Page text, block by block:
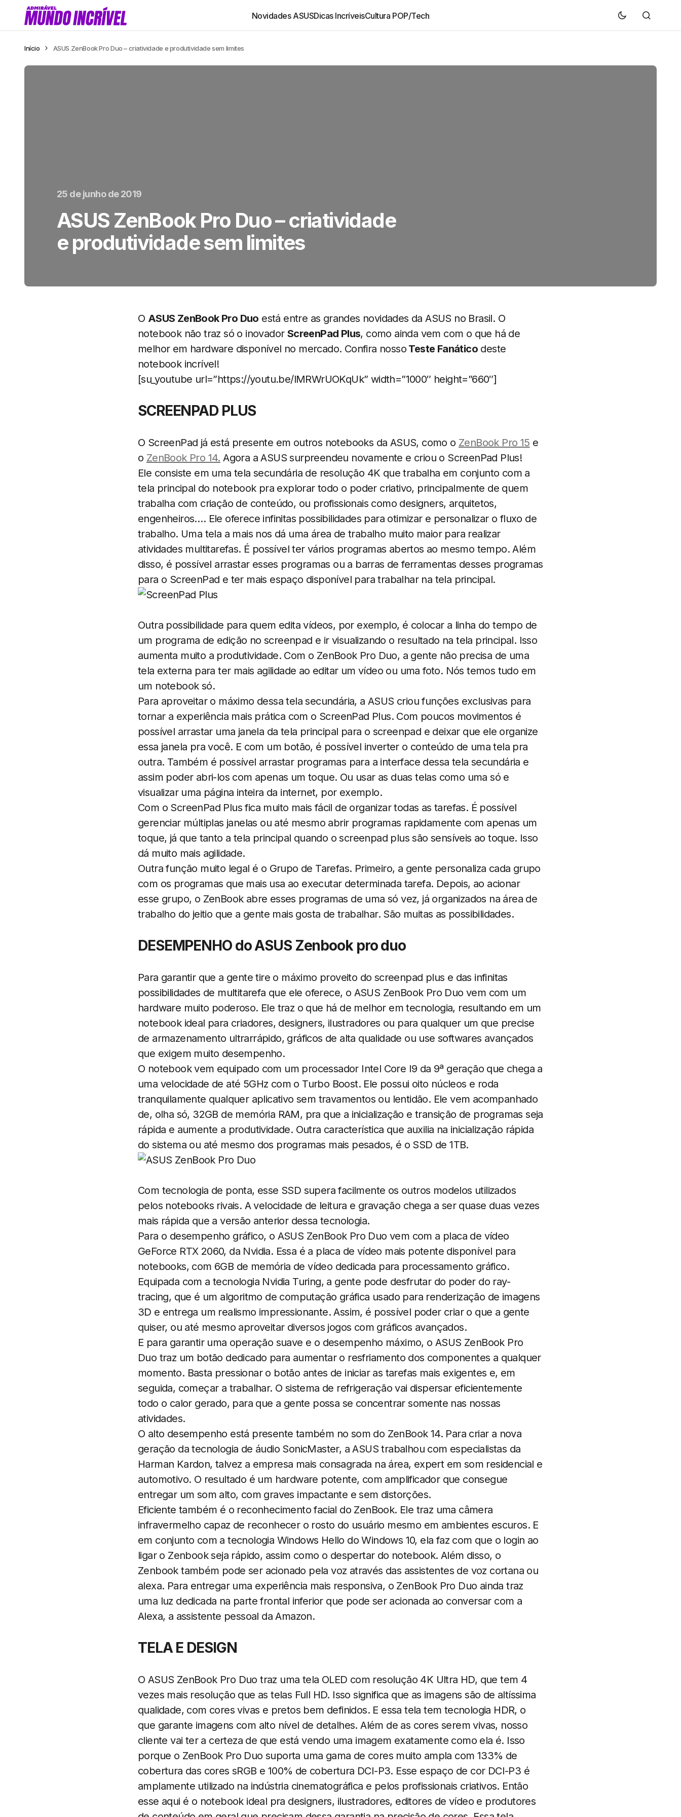
Novidades ASUSDicas IncríveisCultura POP/Tech
Início ASUS ZenBook Pro Duo – criatividade e produtividade sem limites
25 de junho de 2019
ASUS ZenBook Pro Duo – criatividade
e produtividade sem limites
O ASUS ZenBook Pro Duo está entre as grandes novidades da ASUS no Brasil. O
notebook não traz só o inovador ScreenPad Plus, como ainda vem com o que há de
melhor em hardware disponível no mercado. Confira nosso Teste Fanático deste
notebook incrível!
[su_youtube url=”https://youtu.be/lMRWrUOKqUk” width=”1000″ height=”660″]
SCREENPAD PLUS
O ScreenPad já está presente em outros notebooks da ASUS, como o ZenBook Pro 15 e
o ZenBook Pro 14. Agora a ASUS surpreendeu novamente e criou o ScreenPad Plus!
Ele consiste em uma tela secundária de resolução 4K que trabalha em conjunto com a
tela principal do notebook pra explorar todo o poder criativo, principalmente de quem
trabalha com criação de conteúdo, ou profissionais como designers, arquitetos,
engenheiros…. Ele oferece infinitas possibilidades para otimizar e personalizar o fluxo de
trabalho. Uma tela a mais nos dá uma área de trabalho muito maior para realizar
atividades multitarefas. É possível ter vários programas abertos ao mesmo tempo. Além
disso, é possível arrastar esses programas ou a barras de ferramentas desses programas
para o ScreenPad e ter mais espaço disponível para trabalhar na tela principal.
Outra possibilidade para quem edita vídeos, por exemplo, é colocar a linha do tempo de
um programa de edição no screenpad e ir visualizando o resultado na tela principal. Isso
aumenta muito a produtividade. Com o ZenBook Pro Duo, a gente não precisa de uma
tela externa para ter mais agilidade ao editar um vídeo ou uma foto. Nós temos tudo em
um notebook só.
Para aproveitar o máximo dessa tela secundária, a ASUS criou funções exclusivas para
tornar a experiência mais prática com o ScreenPad Plus. Com poucos movimentos é
possível arrastar uma janela da tela principal para o screenpad e deixar que ele organize
essa janela pra você. E com um botão, é possível inverter o conteúdo de uma tela pra
outra. Também é possível arrastar programas para a interface dessa tela secundária e
assim poder abri-los com apenas um toque. Ou usar as duas telas como uma só e
visualizar uma página inteira da internet, por exemplo.
Com o ScreenPad Plus fica muito mais fácil de organizar todas as tarefas. É possível
gerenciar múltiplas janelas ou até mesmo abrir programas rapidamente com apenas um
toque, já que tanto a tela principal quando o screenpad plus são sensíveis ao toque. Isso
dá muito mais agilidade.
Outra função muito legal é o Grupo de Tarefas. Primeiro, a gente personaliza cada grupo
com os programas que mais usa ao executar determinada tarefa. Depois, ao acionar
esse grupo, o ZenBook abre esses programas de uma só vez, já organizados na área de
trabalho do jeitio que a gente mais gosta de trabalhar. São muitas as possibilidades.
DESEMPENHO do ASUS Zenbook pro duo
Para garantir que a gente tire o máximo proveito do screenpad plus e das infinitas
possibilidades de multitarefa que ele oferece, o ASUS ZenBook Pro Duo vem com um
hardware muito poderoso. Ele traz o que há de melhor em tecnologia, resultando em um
notebook ideal para criadores, designers, ilustradores ou para qualquer um que precise
de armazenamento ultrarrápido, gráficos de alta qualidade ou use softwares avançados
que exigem muito desempenho.
O notebook vem equipado com um processador Intel Core I9 da 9ª geração que chega a
uma velocidade de até 5GHz com o Turbo Boost. Ele possui oito núcleos e roda
tranquilamente qualquer aplicativo sem travamentos ou lentidão. Ele vem acompanhado
de, olha só, 32GB de memória RAM, pra que a inicialização e transição de programas seja
rápida e aumente a produtividade. Outra característica que auxilia na inicialização rápida
do sistema ou até mesmo dos programas mais pesados, é o SSD de 1TB.
Com tecnologia de ponta, esse SSD supera facilmente os outros modelos utilizados
pelos notebooks rivais. A velocidade de leitura e gravação chega a ser quase duas vezes
mais rápida que a versão anterior dessa tecnologia.
Para o desempenho gráfico, o ASUS ZenBook Pro Duo vem com a placa de vídeo
GeForce RTX 2060, da Nvidia. Essa é a placa de vídeo mais potente disponível para
notebooks, com 6GB de memória de vídeo dedicada para processamento gráfico.
Equipada com a tecnologia Nvidia Turing, a gente pode desfrutar do poder do ray-
tracing, que é um algoritmo de computação gráfica usado para renderização de imagens
3D e entrega um realismo impressionante. Assim, é possível poder criar o que a gente
quiser, ou até mesmo aproveitar diversos jogos com gráficos avançados.
E para garantir uma operação suave e o desempenho máximo, o ASUS ZenBook Pro
Duo traz um botão dedicado para aumentar o resfriamento dos componentes a qualquer
momento. Basta pressionar o botão antes de iniciar as tarefas mais exigentes e, em
seguida, começar a trabalhar. O sistema de refrigeração vai dispersar eficientemente
todo o calor gerado, para que a gente possa se concentrar somente nas nossas
atividades.
O alto desempenho está presente também no som do ZenBook 14. Para criar a nova
geração da tecnologia de áudio SonicMaster, a ASUS trabalhou com especialistas da
Harman Kardon, talvez a empresa mais consagrada na área, expert em som residencial e
automotivo. O resultado é um hardware potente, com amplificador que consegue
entregar um som alto, com graves impactante e sem distorções.
Eficiente também é o reconhecimento facial do ZenBook. Ele traz uma câmera
infravermelho capaz de reconhecer o rosto do usuário mesmo em ambientes escuros. E
em conjunto com a tecnologia Windows Hello do Windows 10, ela faz com que o login ao
ligar o Zenbook seja rápido, assim como o despertar do notebook. Além disso, o
Zenbook também pode ser acionado pela voz através das assistentes de voz cortana ou
alexa. Para entregar uma experiência mais responsiva, o ZenBook Pro Duo ainda traz
uma luz dedicada na parte frontal inferior que pode ser acionada ao conversar com a
Alexa, a assistente pessoal da Amazon.
TELA E DESIGN
O ASUS ZenBook Pro Duo traz uma tela OLED com resolução 4K Ultra HD, que tem 4
vezes mais resolução que as telas Full HD. Isso significa que as imagens são de altíssima
qualidade, com cores vivas e pretos bem definidos. E essa tela tem tecnologia HDR, o
que garante imagens com alto nível de detalhes. Além de as cores serem vivas, nosso
cliente vai ter a certeza de que está vendo uma imagem exatamente como ela é. Isso
porque o ZenBook Pro Duo suporta uma gama de cores muito ampla com 133% de
cobertura das cores sRGB e 100% de cobertura DCI-P3. Esse espaço de cor DCI-P3 é
amplamente utilizado na indústria cinematográfica e pelos profissionais criativos. Então
esse aqui é o notebook ideal pra designers, ilustradores, editores de vídeo e produtores